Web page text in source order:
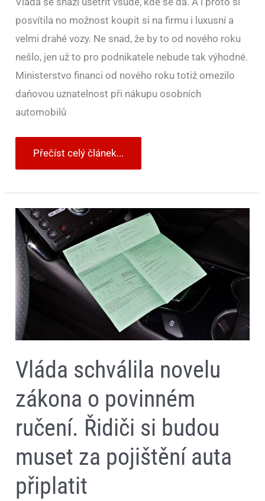
posvítila no možnost koupit si na firmu i luxusní a
velmi drahé vozy. Ne snad, že by to od nového roku
nešlo, jen už to pro podnikatele nebude tak výhodné.
Ministerstvo financi od nového roku totiž omezilo
daňovou uznatelnost při nákupu osobních
automobilů
Přečíst celý článek...
Vláda schválila novelu
zákona o povinném
ručení. Řidiči si budou
muset za pojištění auta
připlatit
Vláda
schválila
novelu
zákona
o
povinném
ručení.
Řidiči
auta